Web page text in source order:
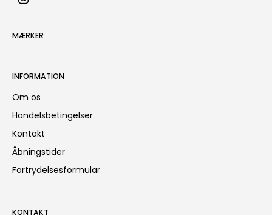
MÆRKER
INFORMATION
Om os
Handelsbetingelser
Kontakt
Åbningstider
Fortrydelsesformular
KONTAKT